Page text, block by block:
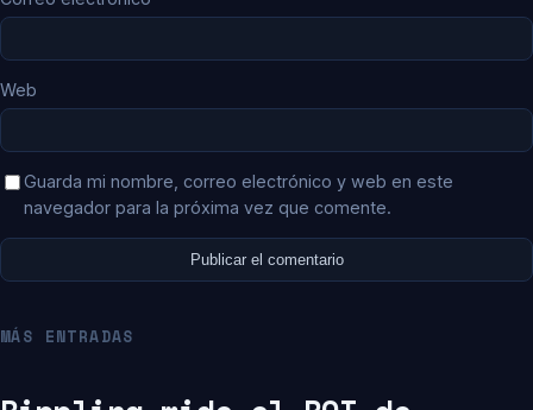
Web
Guarda mi nombre, correo electrónico y web en este
navegador para la próxima vez que comente.
MÁS ENTRADAS